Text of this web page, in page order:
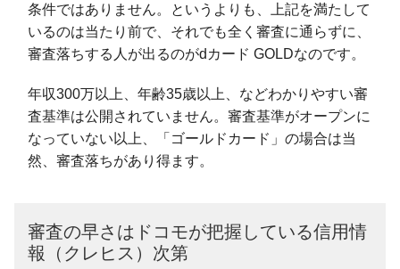
条件ではありません。というよりも、上記を満たして
いるのは当たり前で、それでも全く審査に通らずに、
審査落ちする人が出るのがdカード GOLDなのです。
年収300万以上、年齢35歳以上、などわかりやすい審
査基準は公開されていません。審査基準がオープンに
なっていない以上、「ゴールドカード」の場合は当
然、審査落ちがあり得ます。
審査の早さはドコモが把握している信用情
報（クレヒス）次第